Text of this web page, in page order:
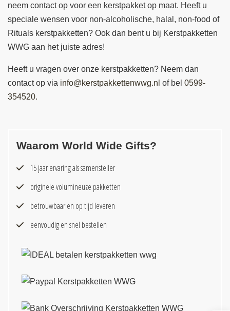
neem contact op voor een kerstpakket op maat. Heeft u
speciale wensen voor non-alcoholische, halal, non-food of
Rituals kerstpakketten? Ook dan bent u bij Kerstpakketten
WWG aan het juiste adres!
Heeft u vragen over onze kerstpakketten? Neem dan
contact op via info@kerstpakkettenwwg.nl of bel 0599-
354520.
Waarom World Wide Gifts?
15 jaar ervaring als samensteller
originele volumineuze pakketten
betrouwbaar en op tijd leveren
eenvoudig en snel bestellen